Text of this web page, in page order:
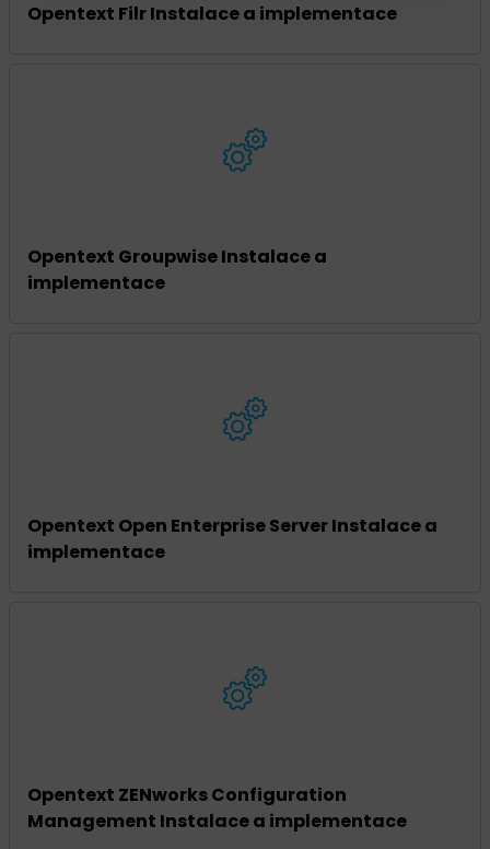
Opentext Filr Instalace a implementace
Opentext Groupwise Instalace a
implementace
Opentext Open Enterprise Server Instalace a
implementace
Opentext ZENworks Configuration
Management Instalace a implementace